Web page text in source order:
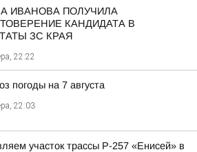
ИВАНОВА ПОЛУЧИЛА
КАНДИДАТА В
ЗС КРАЯ
22:22
погоды на 7 августа
22:03
участок трассы Р-257 «Енисей» в